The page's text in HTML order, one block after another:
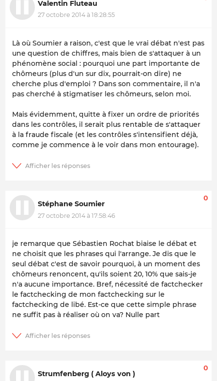
Valentin Fluteau
27 octobre 2014 à 18:28:55
Là où Soumier a raison, c'est que le vrai débat n'est pas
une question de chiffres, mais bien de s'attaquer à un
phénomène social : pourquoi une part importante de
chômeurs (plus d'un sur dix, pourrait-on dire) ne
cherche plus d'emploi ? Dans son commentaire, il n'a
pas cherché à stigmatiser les chômeurs, selon moi.
Mais évidemment, quitte à fixer un ordre de priorités
dans les contrôles, il serait plus rentable de s'attaquer
à la fraude fiscale (et les contrôles s'intensifient déjà,
comme je commence à le voir dans mon entourage).
Stéphane Soumier
27 octobre 2014 à 17:58:46
0
je remarque que Sébastien Rochat biaise le débat et
ne choisit que les phrases qui l'arrange. Je dis que le
seul débat c'est de savoir pourquoi, à un moment des
chômeurs renoncent, qu'ils soient 20, 10% que sais-je
n'a aucune importance. Bref, nécessité de factchecker
le factchecking de mon factchecking sur le
factchecking de libé. Est-ce que cette simple phrase
ne suffit pas à réaliser où on va? Nulle part
Strumfenberg ( Aloys von )
0